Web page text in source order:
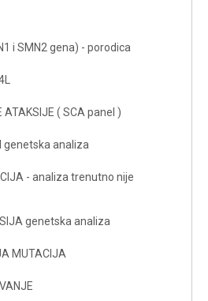
i SMN2 gena) - porodica
ATAKSIJE ( SCA panel )
genetska analiza
- analiza trenutno nije
genetska analiza
MUTACIJA